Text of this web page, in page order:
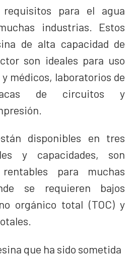
para el agua
industrias. Estos
de alta capacidad de
son ideales para uso
médicos, laboratorios de
de circuitos y
disponibles en tres
y capacidades, son
para muchas
se requieren bajos
orgánico total (TOC) y
que ha sido sometida